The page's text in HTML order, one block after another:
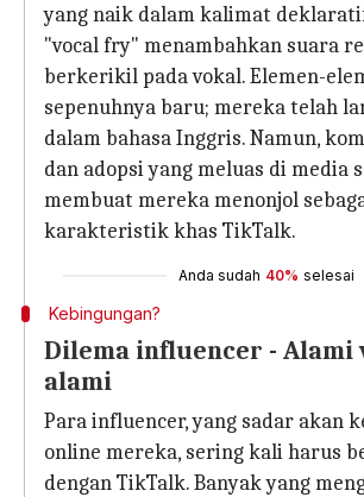
yang naik dalam kalimat
"vocal fry" menambahkan suara
berkerikil pada vokal. Elemen-
sepenuhnya baru; mereka telah
dalam bahasa Inggris. Namun,
dan adopsi yang meluas di media
membuat mereka menonjol
karakteristik khas TikTalk.
Anda sudah 40% selesai
Kebingungan?
Dilema influencer - Alami
alami
Para influencer, yang sadar akan
online mereka, sering kali harus
dengan TikTalk. Banyak yang